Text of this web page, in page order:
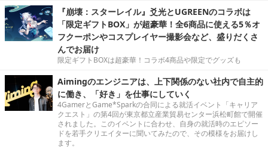
『崩壊：スターレイル』爻光とUGREENのコラボは
「限定ギフトBOX」が超豪華！全6商品に使える5％オ
フクーポンやコスプレイヤー撮影会など、盛りだくさ
んでお届け
限定ギフトBOXは超豪華！コラボ4商品や限定でグッズも
Aimingのエンジニアは、上下関係のない社内で自主的
に働き、「好き」を仕事にしていく
4GamerとGame*Sparkの合同による就活イベント「キャリア
クエスト」の第4回が東京都立産業貿易センター浜松町館で開催
されました。このイベントに合わせ、自身の就活時のエピソー
ドを若手クリエイターに聞いてみたので、その模様をお届けし
ます。